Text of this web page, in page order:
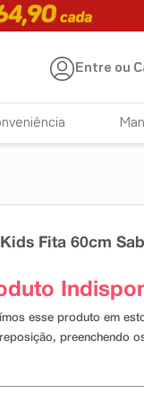
Entre ou
Fita 60cm